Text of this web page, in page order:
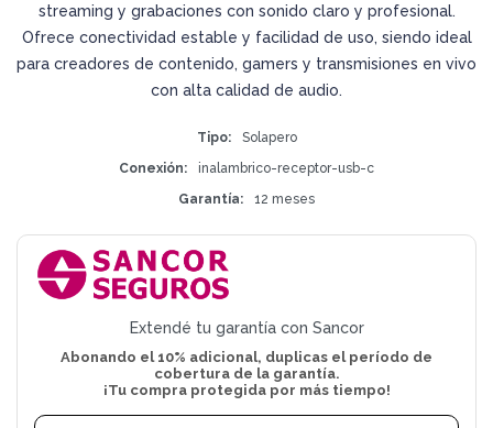
streaming y grabaciones con sonido claro y profesional.
Ofrece conectividad estable y facilidad de uso, siendo ideal
para creadores de contenido, gamers y transmisiones en vivo
con alta calidad de audio.
Tipo
Solapero
Conexión
inalambrico-receptor-usb-c
Garantía
12 meses
Extendé tu garantía con Sancor
Abonando el 10% adicional, duplicas el período de
cobertura de la garantía.
¡Tu compra protegida por más tiempo!